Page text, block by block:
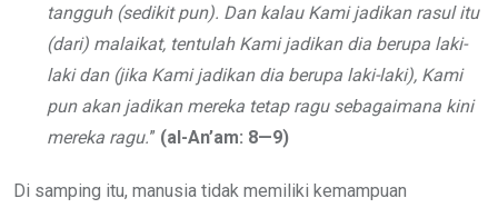
tangguh (sedikit pun). Dan kalau Kami jadikan rasul itu
(dari) malaikat, tentulah Kami jadikan dia berupa laki-
laki dan (jika Kami jadikan dia berupa laki-laki), Kami
pun akan jadikan mereka tetap ragu sebagaimana kini
mereka ragu.” (al-An’am: 8—9)
Di samping itu, manusia tidak memiliki kemampuan